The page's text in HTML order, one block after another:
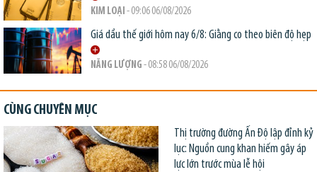
KIM LOẠI - 09:06 06/08/2026
Giá dầu thế giới hôm nay 6/8: Giằng co theo biên độ hẹp
NĂNG LƯỢNG - 08:58 06/08/2026
CÙNG CHUYÊN MỤC
Thị trường đường Ấn Độ lập đỉnh kỷ
lục: Nguồn cung khan hiếm gây áp
lực lớn trước mùa lễ hội